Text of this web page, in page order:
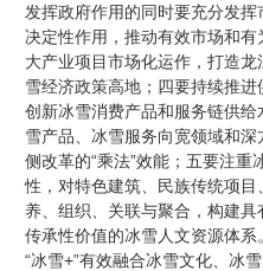
发挥政府作用的同时要充分发
决定性作用，推动有效市场和
大产业项目市场化运作，打造
雪经济政策高地；四要持续推
创新冰雪消费产品和服务链供给
雪产品、冰雪服务向宽领域和
侧改革的“乘法”效能；五要注重
性，对特色建筑、民族传统项
养、组织、关联与聚合，构建具
传承性价值的冰雪人文资源体系
“冰雪+”有效融合冰雪文化、冰